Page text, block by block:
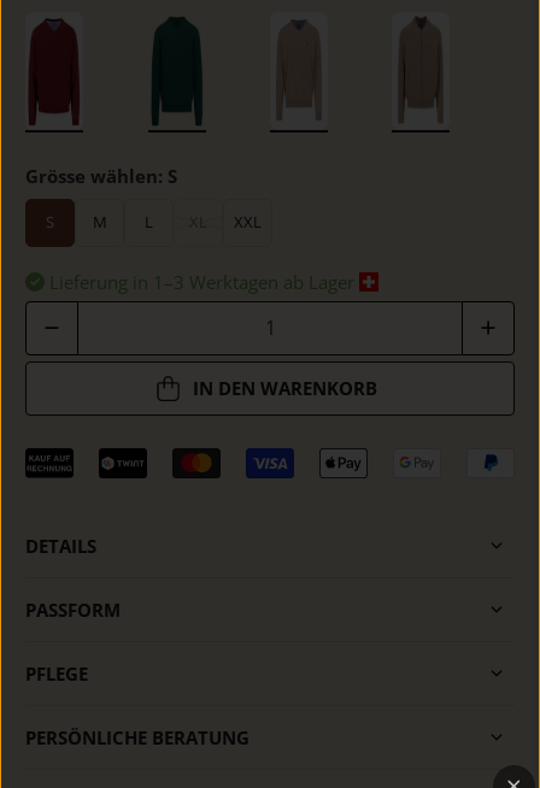
Grösse wählen: S
S M L XXL
Lieferung in 1–3 Werktagen ab Lager
IN DEN WARENKORB
DETAILS
PASSFORM
PFLEGE
PERSÖNLICHE BERATUNG